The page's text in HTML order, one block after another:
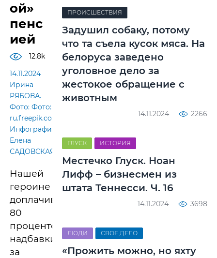
ой»
пенс
ией
12.8k
14.11.2024
Ирина
РЯБОВА.
Фото: Фото:
ru.freepik.com.
Инфографика:
Елена
САДОВСКАЯ.
Нашей
героине
доплачивают
80
процентов
надбавки
за
ПРОИСШЕСТВИЯ
Задушил собаку, потому
что та съела кусок мяса. На
белоруса заведено
уголовное дело за
жестокое обращение с
животным
14.11.2024 2266
ГЛУСК ИСТОРИЯ
Местечко Глуск. Ноан
Лифф – бизнесмен из
штата Теннесси. Ч. 16
14.11.2024 3698
ЛЮДИ СВОЕ ДЕЛО
«Прожить можно, но яхту